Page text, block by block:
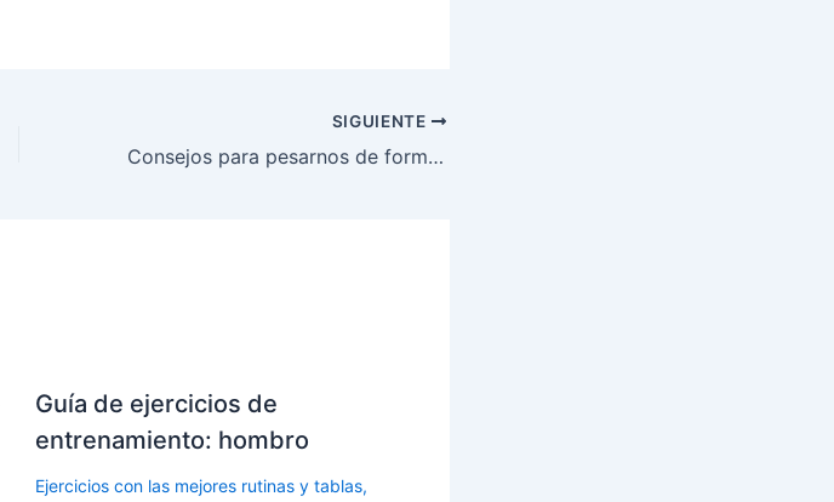
SIGUIENTE
Consejos para pesarnos de forma correcta en la báscula
Guía de ejercicios de
entrenamiento: hombro
Ejercicios con las mejores rutinas y tablas,